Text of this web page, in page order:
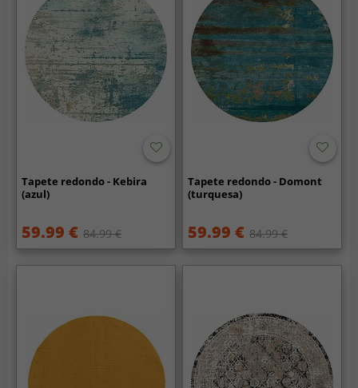
Tapete redondo - Kebira
(azul)
59.99 € 84.99 €
Tapete redondo - Domont
(turquesa)
59.99 € 84.99 €